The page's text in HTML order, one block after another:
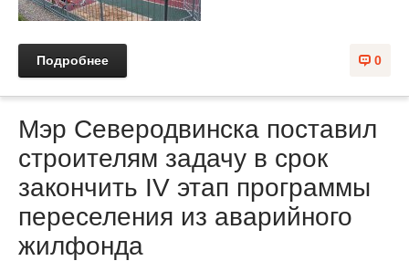
0
Подробнее
Мэр Северодвинска поставил
строителям задачу в срок
закончить IV этап программы
переселения из аварийного
жилфонда